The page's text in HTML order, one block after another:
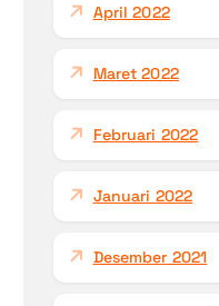
April 2022
Maret 2022
Februari 2022
Januari 2022
Desember 2021